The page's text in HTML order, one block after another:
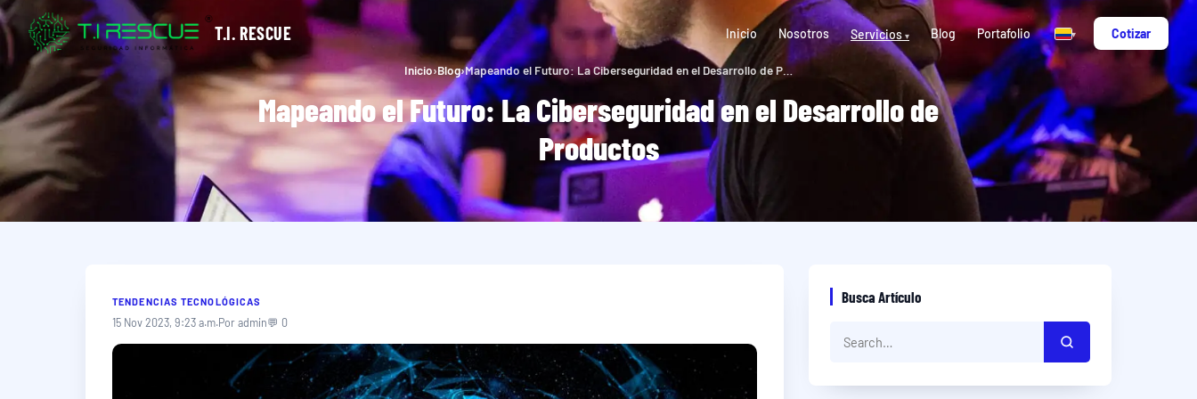
T.I. RESCUE Inicio Nosotros Servicios ▾ Blog Portafolio ▾ Cotizar
Inicio›Blog› Mapeando el Futuro: La Ciberseguridad en el Desarrollo de Productos
Mapeando el Futuro: La Ciberseguridad en el Desarrollo de
Productos
TENDENCIAS TECNOLÓGICAS
15 Nov 2023, 9:23 a.m.Por admin💬 0
Busca Artículo